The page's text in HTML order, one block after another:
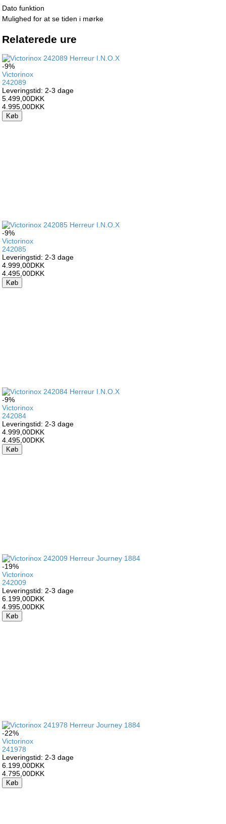
Dato funktion
Mulighed for at se tiden i mørke
Relaterede ure
-9%
Victorinox
242089
Leveringstid: 2-3 dage
5.499,00DKK
4.995,00DKK
Køb
-9%
Victorinox
242085
Leveringstid: 2-3 dage
4.999,00DKK
4.495,00DKK
Køb
-9%
Victorinox
242084
Leveringstid: 2-3 dage
4.999,00DKK
4.495,00DKK
Køb
-19%
Victorinox
242009
Leveringstid: 2-3 dage
6.199,00DKK
4.995,00DKK
Køb
-22%
Victorinox
241978
Leveringstid: 2-3 dage
6.199,00DKK
4.795,00DKK
Køb